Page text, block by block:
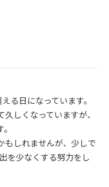
る日になっています。
しくなっていますが、
もしれませんが、少しで
を少なくする努力をし